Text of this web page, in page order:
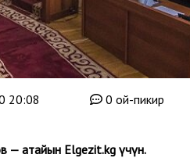
20:08 0 ой-пикир
— атайын Elgezit.kg үчүн.